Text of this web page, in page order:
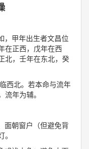
，甲年出生者文昌位
在正西，戊年在西
北，壬年在东北，癸
西北。若本命与流年
年为辅。
面朝窗户（但避免背